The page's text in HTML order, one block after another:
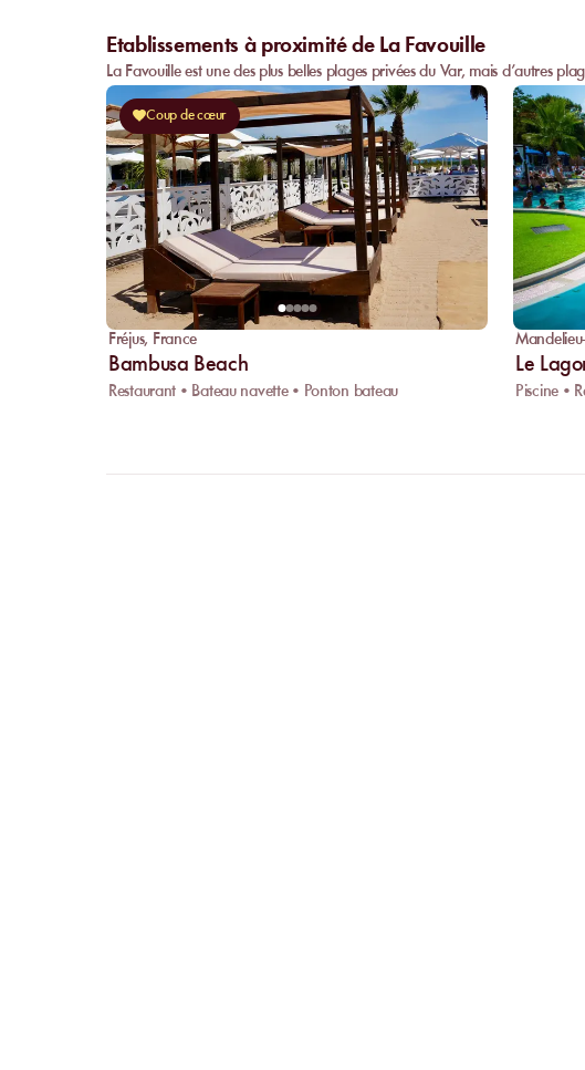
Etablissements à proximité de La Favouille
La Favouille est une des plus belles plages privées du Var, mais d’autres
Coup de cœur
Fréjus, France
Bambusa Beach
Restaurant • Bateau navette • Ponton bateau
Le
Piscine •